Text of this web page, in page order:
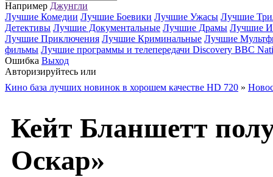
Например Джунгли
Лучшие Комедии Лучшие Боевики Лучшие Ужасы Лучшие
Детективы Лучшие Документальные Лучшие Драмы Лучшие
Лучшие Приключения Лучшие Криминальные Лучшие
фильмы Лучшие программы и телепередачи Discovery BBC
Ошибка Выход
Авторизируйтесь или
Зарегистрируйтесь...
Кино база лучших новинок в хорошем качестве HD 720 »
Кейт Бланшетт
Оскар»